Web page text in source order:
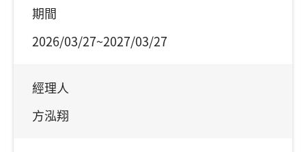
期間
2026/03/27~2027/03/27
經理人
方泓翔